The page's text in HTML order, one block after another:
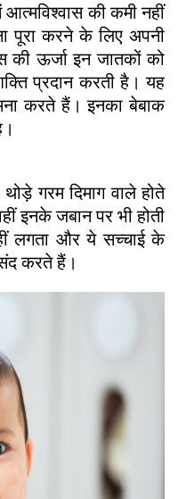
की कमी नहीं
पूरा करने के लिए अपनी
की ऊर्जा इन जातकों को
प्रदान करती है। यह
करते हैं। इनका बेबाक
गरम दिमाग वाले होते
इनके जबान पर भी होती
लगता और ये सच्चाई के
करते हैं।